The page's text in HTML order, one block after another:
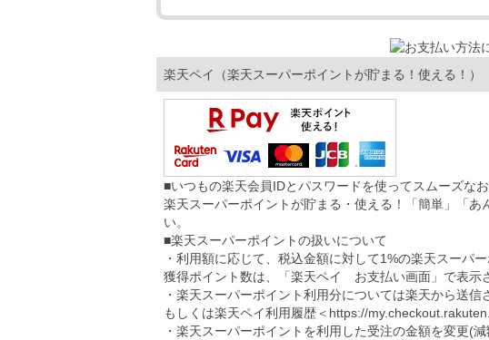
楽天ペイ（楽天スーパーポイントが貯まる！使える！）
■いつもの楽天会員IDとパスワードを使ってスムーズな
楽天スーパーポイントが貯まる・使える！「簡単」「あ
い。
■楽天スーパーポイントの扱いについて
・利用額に応じて、税込金額に対して1%の楽天スーパ
獲得ポイント数は、「楽天ペイ お支払い画面」で表示
・楽天スーパーポイント利用分については楽天から送信
もしくは楽天ペイ利用履歴＜ https://
・楽天スーパーポイントを利用した受注の金額を変更(